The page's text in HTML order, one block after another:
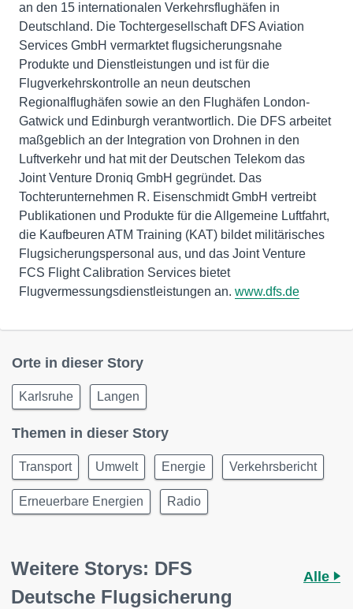
an den 15 internationalen Verkehrsflughäfen in
Deutschland. Die Tochtergesellschaft DFS Aviation
Services GmbH vermarktet flugsicherungsnahe
Produkte und Dienstleistungen und ist für die
Flugverkehrskontrolle an neun deutschen
Regionalflughäfen sowie an den Flughäfen London-
Gatwick und Edinburgh verantwortlich. Die DFS arbeitet
maßgeblich an der Integration von Drohnen in den
Luftverkehr und hat mit der Deutschen Telekom das
Joint Venture Droniq GmbH gegründet. Das
Tochterunternehmen R. Eisenschmidt GmbH vertreibt
Publikationen und Produkte für die Allgemeine Luftfahrt,
die Kaufbeuren ATM Training (KAT) bildet militärisches
Flugsicherungspersonal aus, und das Joint Venture
FCS Flight Calibration Services bietet
Flugvermessungsdienstleistungen an. www.dfs.de
Orte in dieser Story
Karlsruhe Langen
Themen in dieser Story
Transport Umwelt Energie Verkehrsbericht
Erneuerbare Energien Radio
Weitere Storys: DFS
Deutsche Flugsicherung
Alle